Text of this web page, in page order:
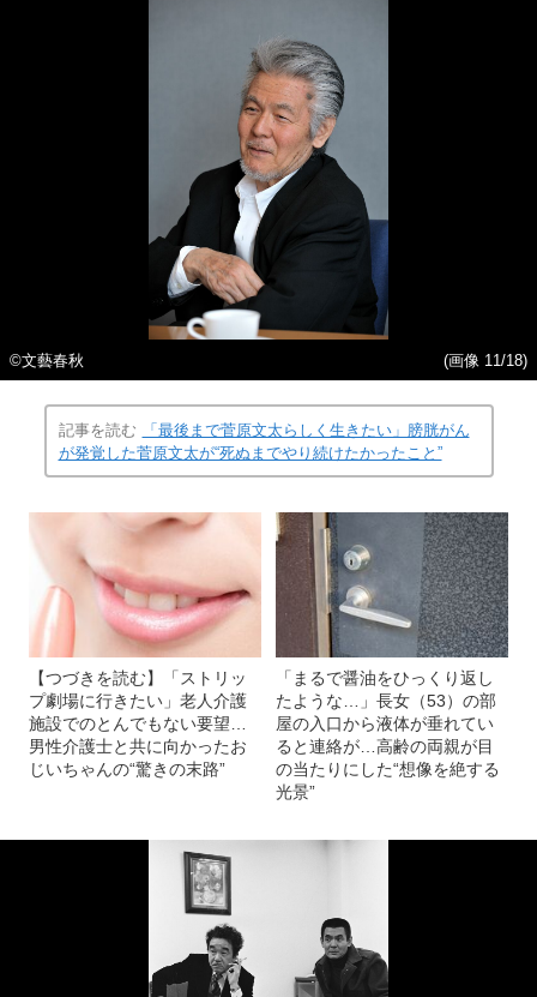
©文藝春秋 (画像 11/18)
記事を読む
「最後まで菅原文太らしく生きたい」膀胱がん
が発覚した菅原文太が“死ぬまでやり続けたかったこと”
【つづきを読む】「ストリッ
プ劇場に行きたい」老人介護
施設でのとんでもない要望…
男性介護士と共に向かったお
じいちゃんの“驚きの末路”
「まるで醤油をひっくり返し
たような…」長女（53）の部
屋の入口から液体が垂れてい
ると連絡が…高齢の両親が目
の当たりにした“想像を絶する
光景”